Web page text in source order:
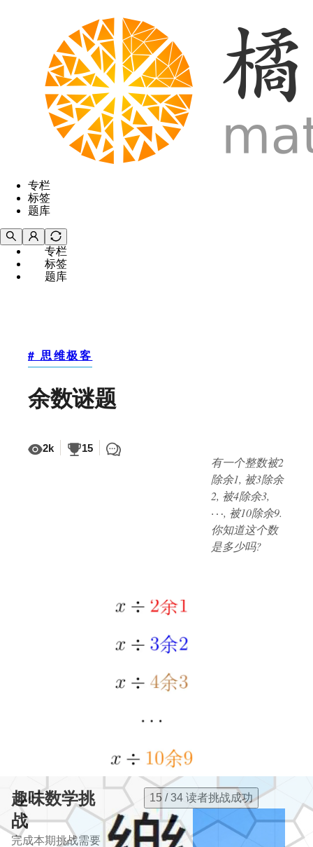
专栏
标签
题库
专栏
标签
题库
# 思维极客
余数谜题
2k 15
有一个整数被2
除余1, 被3除余
2, 被4除余3,
, 被10除余9.
你知道这个数
是多少吗?
趣味数学挑
战
完成本期挑战需要
15 / 34 读者挑战成功